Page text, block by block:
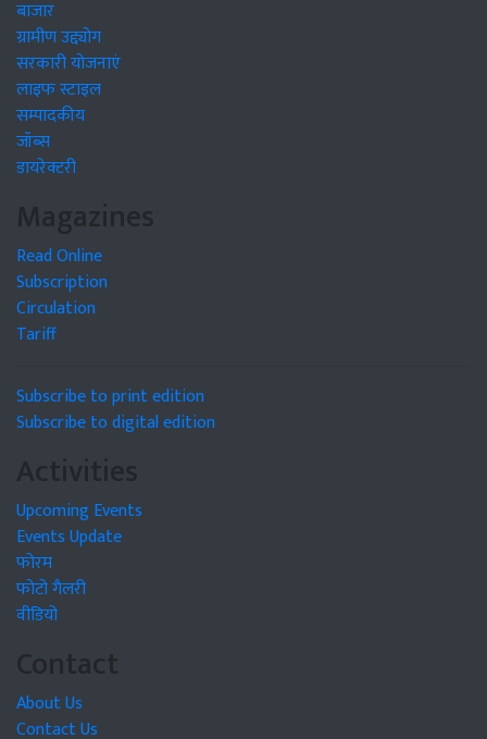
बाजार
ग्रामीण उद्द्योग
सरकारी योजनाएं
लाइफ स्टाइल
सम्पादकीय
जॉब्स
डायरेक्टरी
Magazines
Read Online
Subscription
Circulation
Tariff
Subscribe to print edition
Subscribe to digital edition
Activities
Upcoming Events
Events Update
फोरम
फोटो गैलरी
वीडियो
Contact
About Us
Contact Us